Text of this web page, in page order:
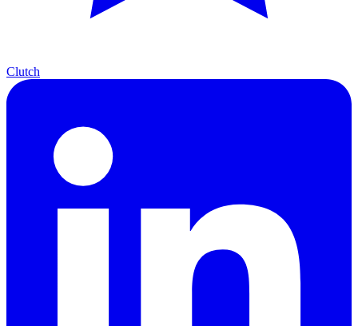
Clutch